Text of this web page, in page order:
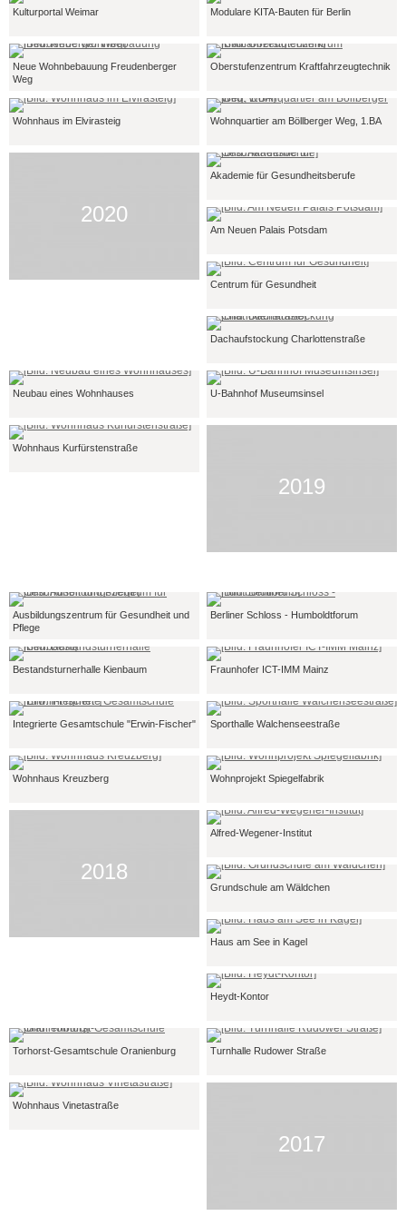
Kulturportal Weimar Modulare KITA-Bauten für Berlin
Neue Wohnbebauung Freudenberger
Weg
Oberstufenzentrum Kraftfahrzeugtechnik
Wohnhaus im Elvirasteig Wohnquartier am Böllberger Weg, 1.BA
2020
Akademie für Gesundheitsberufe
Am Neuen Palais Potsdam
Centrum für Gesundheit
Dachaufstockung Charlottenstraße
Neubau eines Wohnhauses U-Bahnhof Museumsinsel
Wohnhaus Kurfürstenstraße
2019
Ausbildungszentrum für Gesundheit und
Pflege
Berliner Schloss - Humboldtforum
Bestandsturnerhalle Kienbaum Fraunhofer ICT-IMM Mainz
Integrierte Gesamtschule "Erwin-Fischer" Sporthalle Walchenseestraße
Wohnhaus Kreuzberg Wohnprojekt Spiegelfabrik
2018
Alfred-Wegener-Institut
Grundschule am Wäldchen
Haus am See in Kagel
Heydt-Kontor
Torhorst-Gesamtschule Oranienburg Turnhalle Rudower Straße
Wohnhaus Vinetastraße
2017